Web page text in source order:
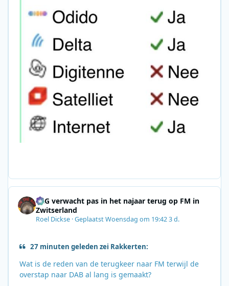
SRG verwacht pas in het najaar terug op FM in
Zwitserland
Roel Dickse ·GeplaatstWoensdag om 19:423 d.
27 minuten geleden zei Rakkerten:
Wat is de reden van de terugkeer naar FM terwijl de
overstap naar DAB al lang is gemaakt?